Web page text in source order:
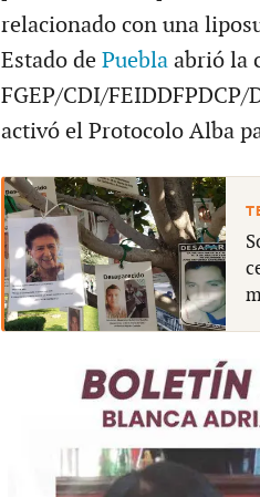
relacionado con una
Estado de Pueblaabrió la
FGEP/CDI/
activó el Protocolo Alba